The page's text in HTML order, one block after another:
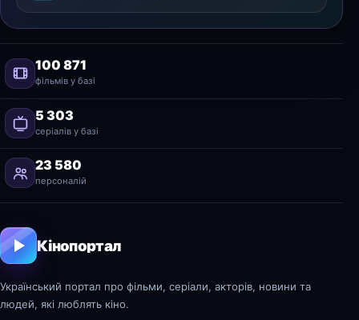
100 871
фільмів у базі
5 303
серіалів у базі
23 580
персоналій
Кінопортал
Український портал про фільми, серіали, акторів, новини та
людей, які люблять кіно.